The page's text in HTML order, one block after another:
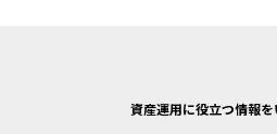
資産運用に役立つ情報